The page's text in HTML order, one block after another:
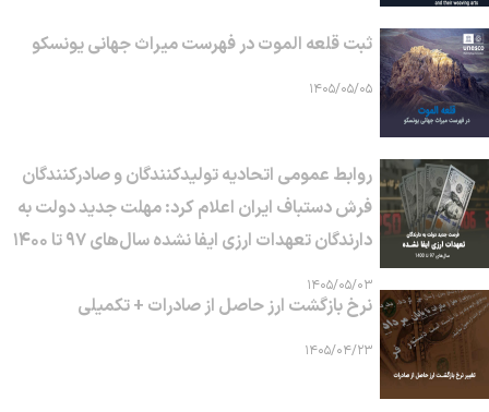
ثبت قلعه الموت در فهرست میراث جهانی یونسکو
۱۴۰۵/۰۵/۰۵
روابط عمومی اتحادیه تولیدکنندگان و صادرکنندگان
فرش دستباف ایران اعلام کرد: مهلت جدید دولت به
دارندگان تعهدات ارزی ایفا نشده سال‌های ۹۷ تا ۱۴۰۰
۱۴۰۵/۰۵/۰۳
نرخ بازگشت ارز حاصل از صادرات + تکمیلی
۱۴۰۵/۰۴/۲۳